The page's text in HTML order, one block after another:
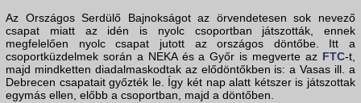
Az Országos Serdülő Bajnokságot az örvendetesen sok nevező
csapat miatt az idén is nyolc csoportban játszották, ennek
megfelelően nyolc csapat jutott az országos döntőbe. Itt a
csoportküzdelmek során a NEKA és a Győr is megverte az FTC-t,
majd mindketten diadalmaskodtak az elődöntőkben is: a Vasas ill. a
Debrecen csapatait győzték le. Így két nap alatt kétszer is játszottak
egymás ellen, előbb a csoportban, majd a döntőben.